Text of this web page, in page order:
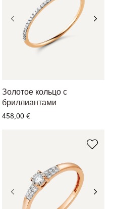
Золотое кольцо с
бриллиантами
458,00 €